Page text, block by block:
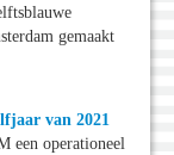
gemaakt
van 2021
een operationeel